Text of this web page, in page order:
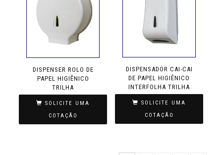
DISPENSER ROLO DE
PAPEL HIGIÊNICO
TRILHA
SOLICITE UMA
COTAÇÃO
DISPENSADOR CAI-CAI
DE PAPEL HIGIÊNICO
INTERFOLHA TRILHA
SOLICITE UMA
COTAÇÃO